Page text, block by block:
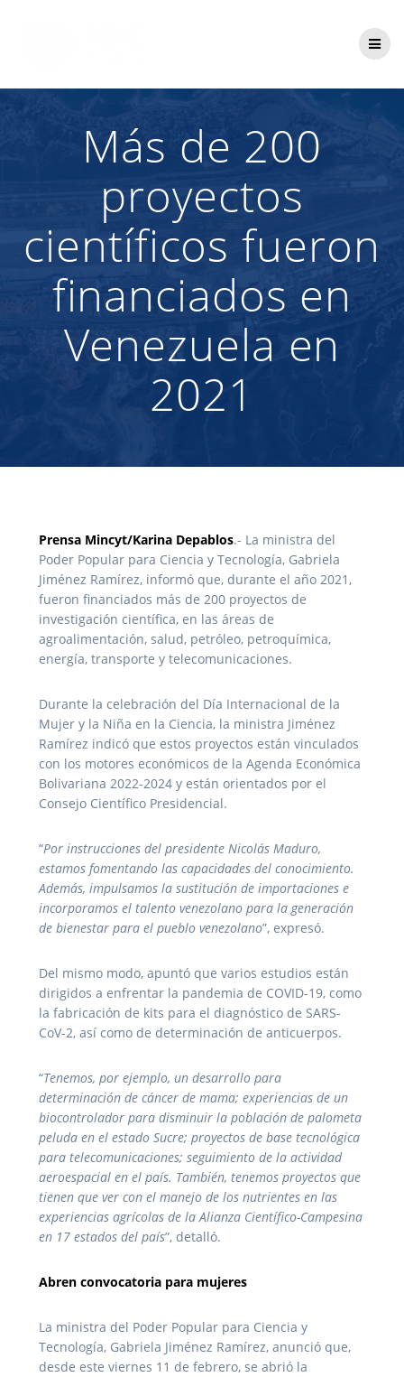
Más de 200
proyectos
científicos fueron
financiados en
Venezuela en
2021
Prensa Mincyt/Karina Depablos.- La ministra del
Poder Popular para Ciencia y Tecnología, Gabriela
Jiménez Ramírez, informó que, durante el año 2021,
fueron financiados más de 200 proyectos de
investigación científica, en las áreas de
agroalimentación, salud, petróleo, petroquímica,
energía, transporte y telecomunicaciones.
Durante la celebración del Día Internacional de la
Mujer y la Niña en la Ciencia, la ministra Jiménez
Ramírez indicó que estos proyectos están vinculados
con los motores económicos de la Agenda Económica
Bolivariana 2022-2024 y están orientados por el
Consejo Científico Presidencial.
“Por instrucciones del presidente Nicolás Maduro,
estamos fomentando las capacidades del conocimiento.
Además, impulsamos la sustitución de importaciones e
incorporamos el talento venezolano para la generación
de bienestar para el pueblo venezolano”, expresó.
Del mismo modo, apuntó que varios estudios están
dirigidos a enfrentar la pandemia de COVID-19, como
la fabricación de kits para el diagnóstico de SARS-
CoV-2, así como de determinación de anticuerpos.
“Tenemos, por ejemplo, un desarrollo para
determinación de cáncer de mama; experiencias de un
biocontrolador para disminuir la población de palometa
peluda en el estado Sucre; proyectos de base tecnológica
para telecomunicaciones; seguimiento de la actividad
aeroespacial en el país. También, tenemos proyectos que
tienen que ver con el manejo de los nutrientes en las
experiencias agrícolas de la Alianza Científico-Campesina
en 17 estados del país”, detalló.
Abren convocatoria para mujeres
La ministra del Poder Popular para Ciencia y
Tecnología, Gabriela Jiménez Ramírez, anunció que,
desde este viernes 11 de febrero, se abrió la